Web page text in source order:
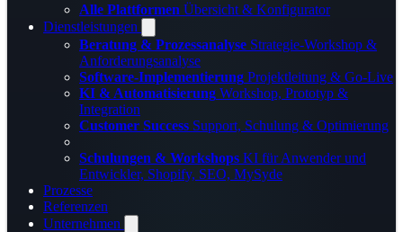
Alle Plattformen Übersicht & Konfigurator
Dienstleistungen
Beratung & Prozessanalyse Strategie-Workshop &
Anforderungsanalyse
Software-Implementierung Projektleitung & Go-Live
KI & Automatisierung Workshop, Prototyp &
Integration
Customer Success Support, Schulung & Optimierung
Schulungen & Workshops KI für Anwender und
Entwickler, Shopify, SEO, MySyde
Prozesse
Referenzen
Unternehmen